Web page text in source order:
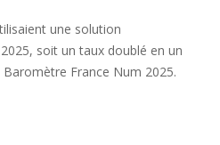
une solution
soit un taux doublé en un
France Num 2025.